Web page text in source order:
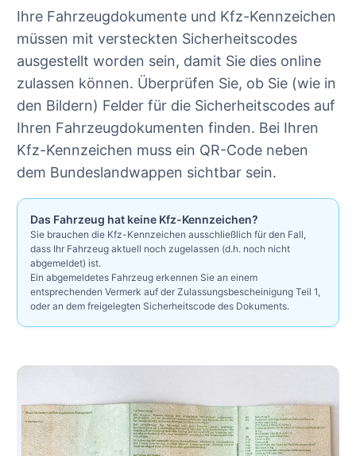
Ihre Fahrzeugdokumente und Kfz-Kennzeichen
müssen mit versteckten Sicherheitscodes
ausgestellt worden sein, damit Sie dies online
zulassen können. Überprüfen Sie, ob Sie (wie in
den Bildern) Felder für die Sicherheitscodes auf
Ihren Fahrzeugdokumenten finden. Bei Ihren
Kfz-Kennzeichen muss ein QR-Code neben
dem Bundeslandwappen sichtbar sein.
Das Fahrzeug hat keine Kfz-Kennzeichen?
Sie brauchen die Kfz-Kennzeichen ausschließlich für den Fall,
dass Ihr Fahrzeug aktuell noch zugelassen (d.h. noch nicht
abgemeldet) ist.
Ein abgemeldetes Fahrzeug erkennen Sie an einem
entsprechenden Vermerk auf der Zulassungsbescheinigung Teil 1,
oder an dem freigelegten Sicherheitscode des Dokuments.